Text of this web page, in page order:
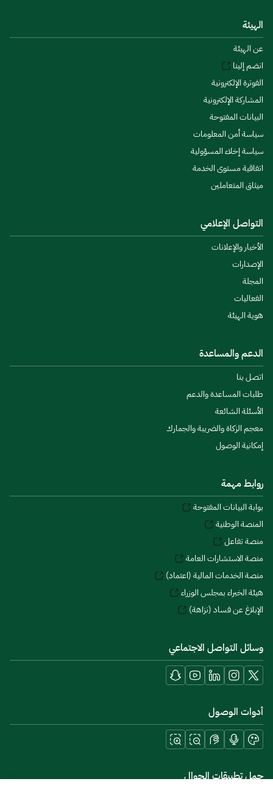
الهيئة
عن الهيئة
انضم إلينا
الفوترة الإلكترونية
المشاركة الإلكترونية
البيانات المفتوحة
سياسة أمن المعلومات
سياسة إخلاء المسؤولية
اتفاقية مستوى الخدمة
ميثاق المتعاملين
التواصل الإعلامي
الأخبار والإعلانات
الإصدارات
المجلة
الفعاليات
هوية الهيئة
الدعم والمساعدة
اتصل بنا
طلبات المساعدة والدعم
الأسئلة الشائعة
معجم الزكاة والضريبة والجمارك
إمكانية الوصول
روابط مهمة
بوابة البيانات المفتوحة
المنصة الوطنية
منصة تفاعل
منصة الاستشارات العامة
منصة الخدمات المالية (اعتماد)
هيئة الخبراء بمجلس الوزراء
الإبلاغ عن فساد (نزاهة)
وسائل التواصل الاجتماعي
أدوات الوصول
حمل تطبيقات الجوال